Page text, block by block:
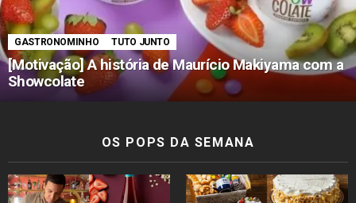
GASTRONOMINHO TUTO JUNTO
[Motivação] A história de Maurício Makiyama com a
Showcolate
OS POPS DA SEMANA